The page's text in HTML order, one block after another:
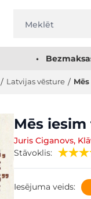
•
/ Latvijas vēsture /
Mēs
Juris Ciganovs,
Stāvoklis:
Iesējuma veids: